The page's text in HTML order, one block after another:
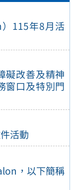
115年8月活
礙改善及精神
窗口及特別門
活動
，以下簡稱